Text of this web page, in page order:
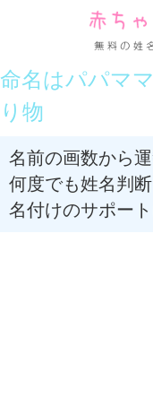
命名はパパマ
り物
名前の画数から運
何度でも姓名判
名付けのサポー